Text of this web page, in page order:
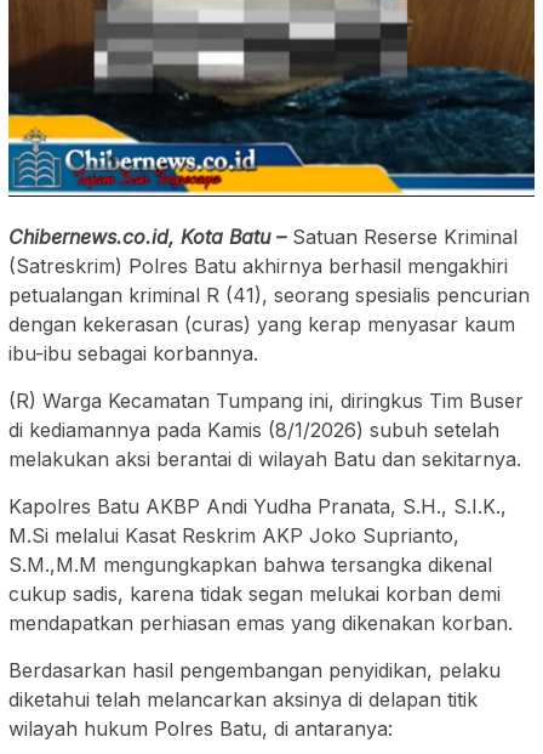
Chibernews.co.id, Kota Batu –Satuan Reserse Kriminal
(Satreskrim) Polres Batu akhirnya berhasil mengakhiri
petualangan kriminal R (41), seorang spesialis pencurian
dengan kekerasan (curas) yang kerap menyasar kaum
ibu-ibu sebagai korbannya.
(R) Warga Kecamatan Tumpang ini, diringkus Tim Buser
di kediamannya pada Kamis (8/1/2026) subuh setelah
melakukan aksi berantai di wilayah Batu dan sekitarnya.
Kapolres Batu AKBP Andi Yudha Pranata, S.H., S.I.K.,
M.Si melalui Kasat Reskrim AKP Joko Suprianto,
S.M.,M.M mengungkapkan bahwa tersangka dikenal
cukup sadis, karena tidak segan melukai korban demi
mendapatkan perhiasan emas yang dikenakan korban.
Berdasarkan hasil pengembangan penyidikan, pelaku
diketahui telah melancarkan aksinya di delapan titik
wilayah hukum Polres Batu, di antaranya: